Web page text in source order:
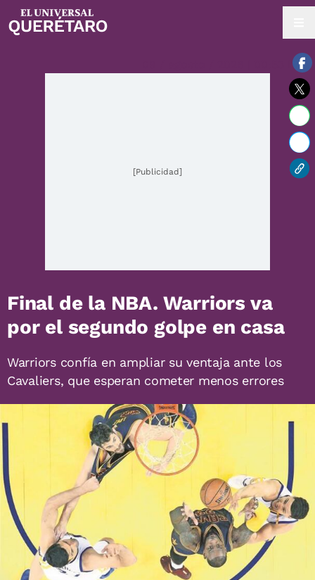
09 / agosto / 2026 | 00:53 hrs.
[Publicidad]
Final de la NBA. Warriors va
por el segundo golpe en casa
Warriors confía en ampliar su ventaja ante los
Cavaliers, que esperan cometer menos errores